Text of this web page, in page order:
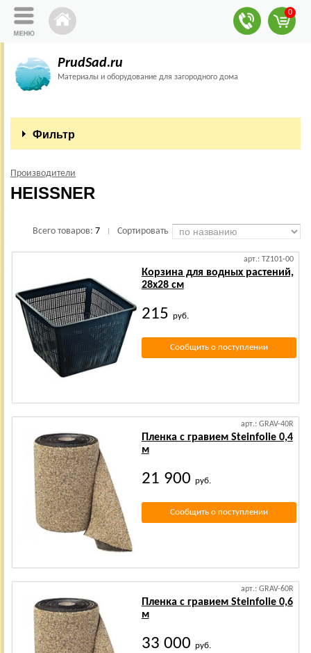
0
PrudSad.ru
Материалы и оборудование для загородного дома
Фильтр
Производители
HEISSNER
Всего товаров: 7 Сортировать
арт.: TZ101-00
Корзина для водных растений,
28x28 см
215 руб.
Сообщить о поступлении
арт.: GRAV-40R
Пленка с гравием Steinfolie 0,4
м
21 900 руб.
Сообщить о поступлении
арт.: GRAV-60R
Пленка с гравием Steinfolie 0,6
м
33 000 руб.